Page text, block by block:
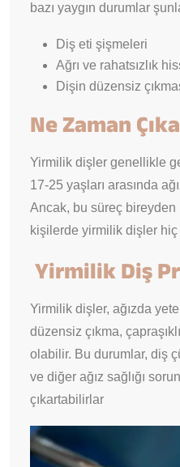
bazı yaygın durumlar
Diş eti şişmeleri
Ağrı ve rahatsızlık
Dişin düzensiz
Ne Zaman
Yirmilik dişler genellikle
17-25 yaşları arasında
Ancak, bu süreç bireyden
kişilerde yirmilik dişler hiç
Yirmilik Diş
Yirmilik dişler, ağızda
düzensiz çıkma,
olabilir. Bu durumlar, diş
ve diğer ağız sağlığı
çıkartabilirlar